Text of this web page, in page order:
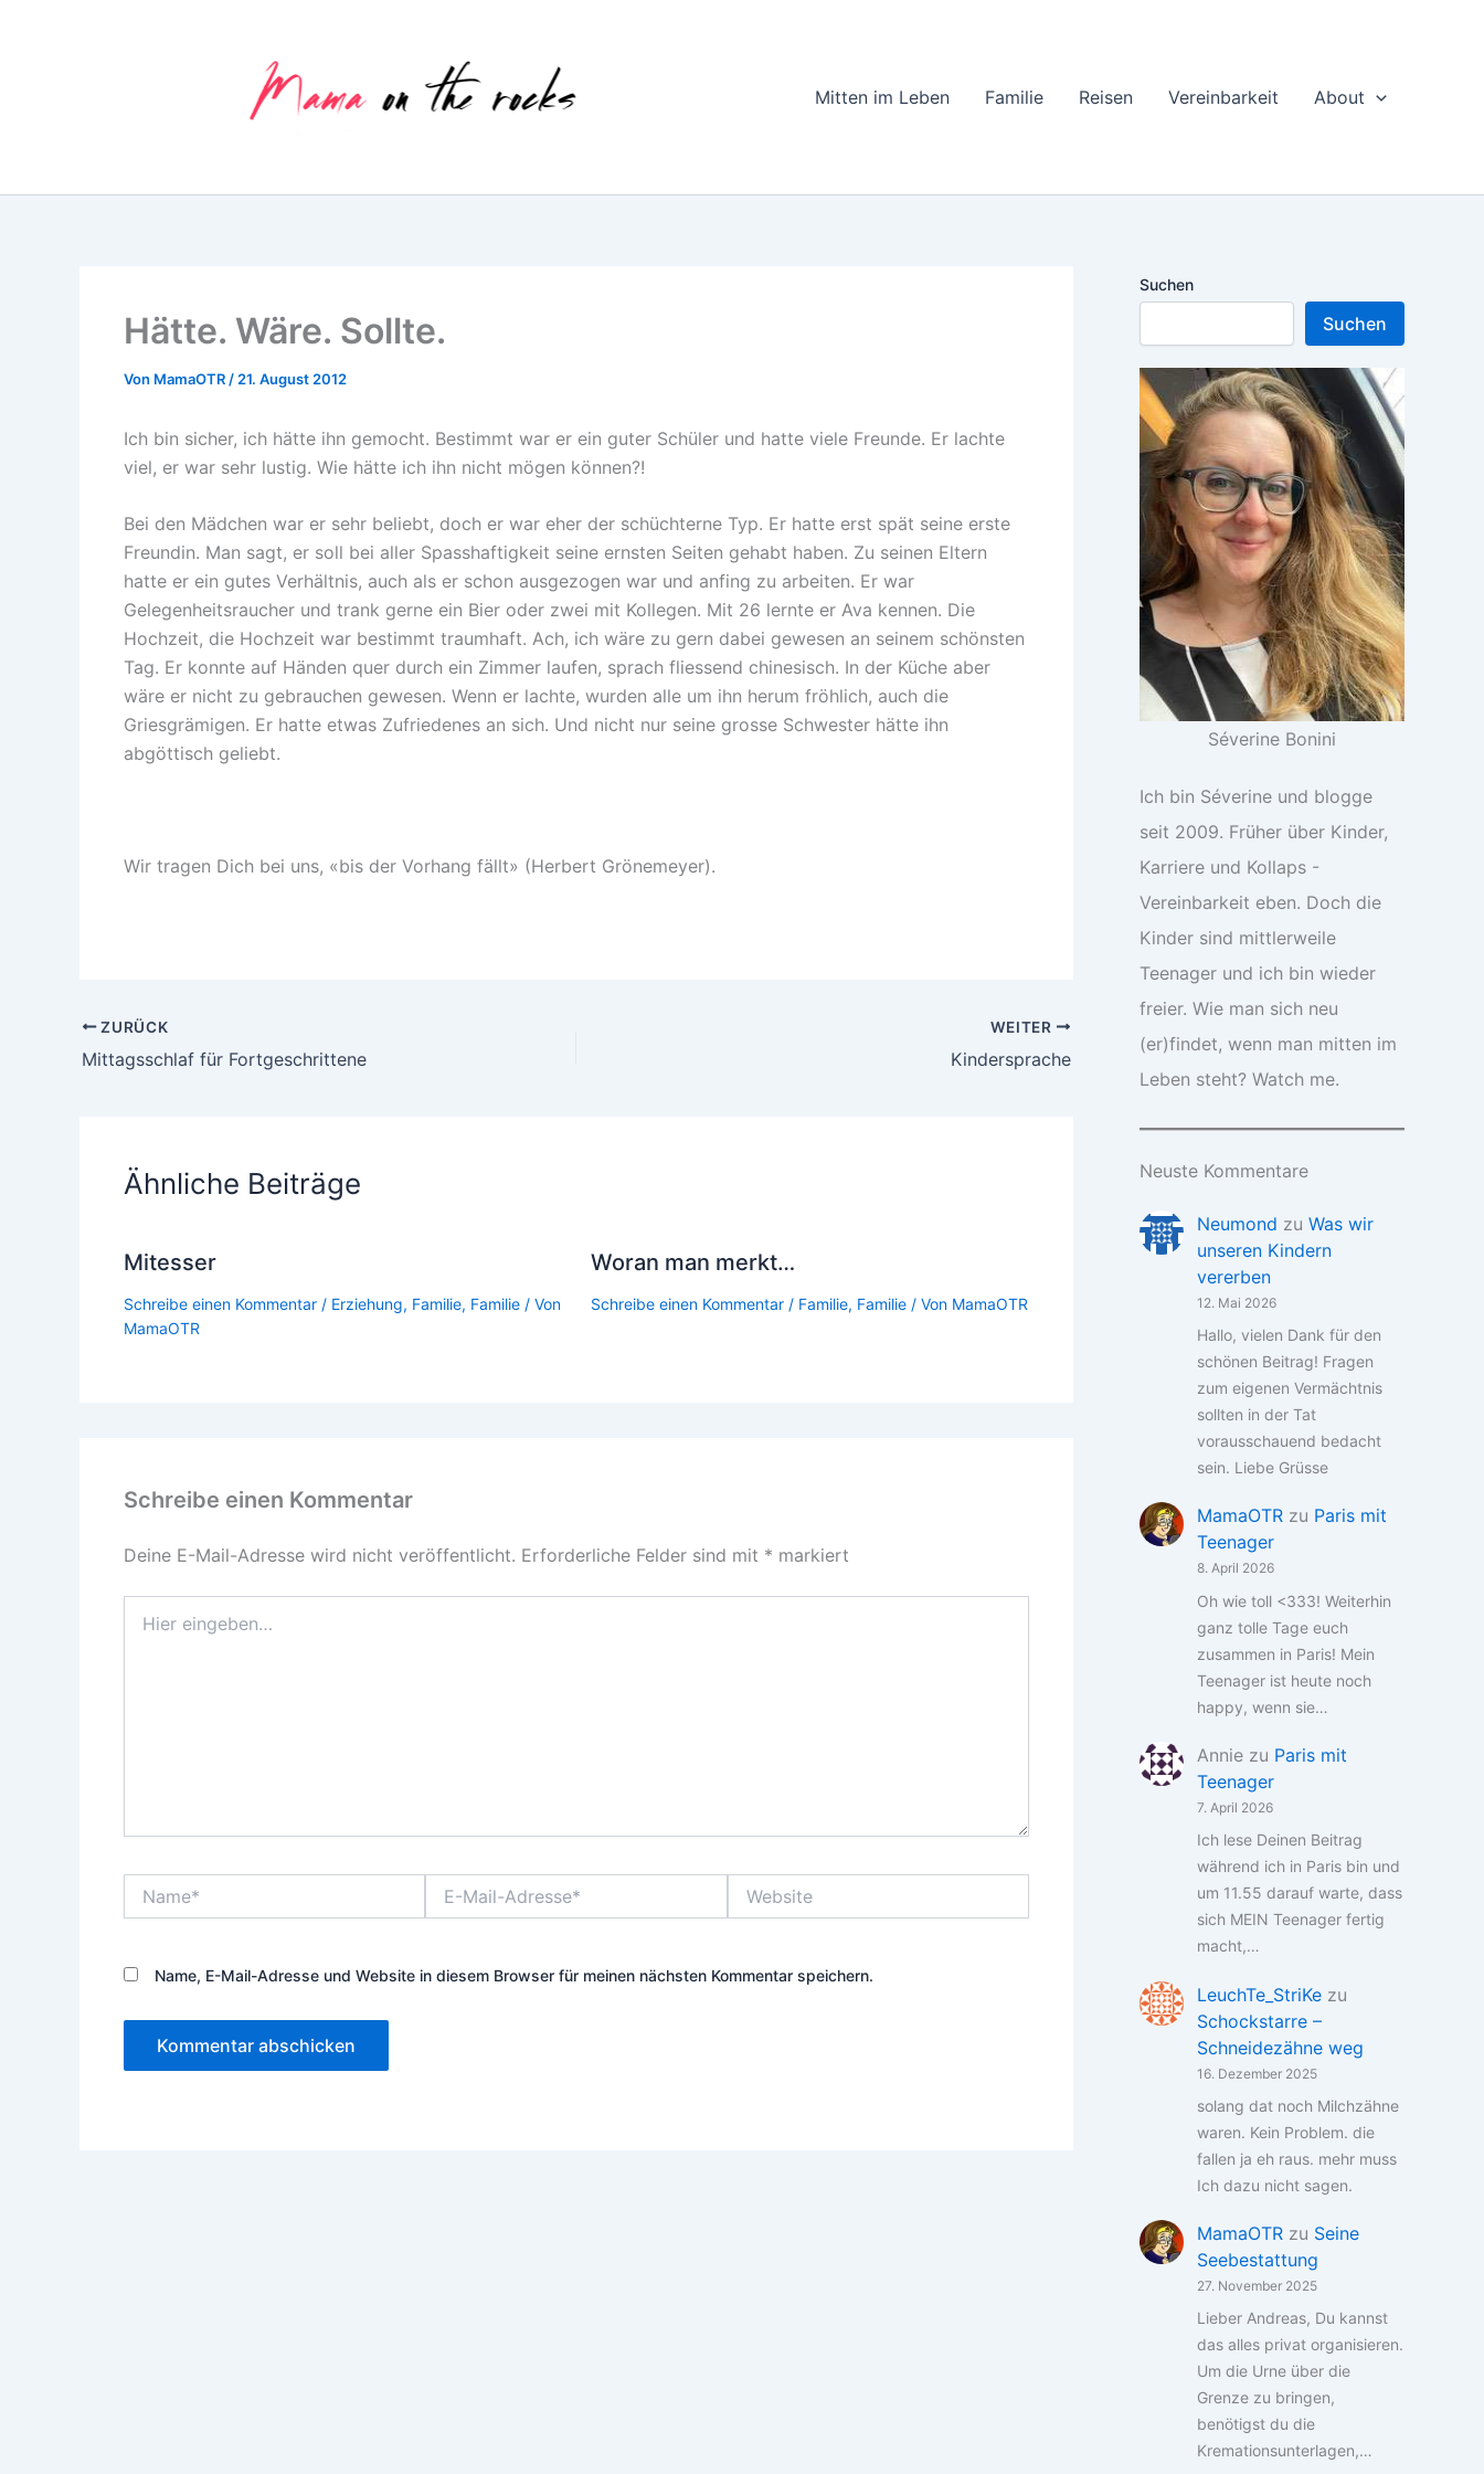
Mitten im Leben
Familie Reisen Vereinbarkeit About
Hätte. Wäre. Sollte.
Von MamaOTR / 21. August 2012
Ich bin sicher, ich hätte ihn gemocht. Bestimmt war er ein guter Schüler und hatte viele Freunde. Er lachte
viel, er war sehr lustig. Wie hätte ich ihn nicht mögen können?!
Bei den Mädchen war er sehr beliebt, doch er war eher der schüchterne Typ. Er hatte erst spät seine erste
Freundin. Man sagt, er soll bei aller Spasshaftigkeit seine ernsten Seiten gehabt haben. Zu seinen Eltern
hatte er ein gutes Verhältnis, auch als er schon ausgezogen war und anfing zu arbeiten. Er war
Gelegenheitsraucher und trank gerne ein Bier oder zwei mit Kollegen. Mit 26 lernte er Ava kennen. Die
Hochzeit, die Hochzeit war bestimmt traumhaft. Ach, ich wäre zu gern dabei gewesen an seinem schönsten
Tag. Er konnte auf Händen quer durch ein Zimmer laufen, sprach fliessend chinesisch. In der Küche aber
wäre er nicht zu gebrauchen gewesen. Wenn er lachte, wurden alle um ihn herum fröhlich, auch die
Griesgrämigen. Er hatte etwas Zufriedenes an sich. Und nicht nur seine grosse Schwester hätte ihn
abgöttisch geliebt.
Wir tragen Dich bei uns, «bis der Vorhang fällt» (Herbert Grönemeyer).
ZURÜCK
Mittagsschlaf für Fortgeschrittene
WEITER
Kindersprache
Ähnliche Beiträge
Mitesser
Schreibe einen Kommentar / Erziehung, Familie, Familie / Von
MamaOTR
Woran man merkt…
Schreibe einen Kommentar / Familie, Familie/ Von MamaOTR
Schreibe einen Kommentar
Deine E-Mail-Adresse wird nicht veröffentlicht. Erforderliche Felder sind mit * markiert
eingeben…
Mail-
Name, E-Mail-Adresse und Website in diesem Browser für meinen nächsten Kommentar speichern.
Suchen
Suchen
Séverine Bonini
Ich bin Séverine und blogge
seit 2009. Früher über Kinder,
Karriere und Kollaps -
Vereinbarkeit eben. Doch die
Kinder sind mittlerweile
Teenager und ich bin wieder
freier. Wie man sich neu
(er)findet, wenn man mitten im
Leben steht? Watch me.
Neuste Kommentare
Neumond zu Was wir
unseren Kindern
vererben
12. Mai 2026
Hallo, vielen Dank für den
schönen Beitrag! Fragen
zum eigenen Vermächtnis
sollten in der Tat
vorausschauend bedacht
sein. Liebe Grüsse
MamaOTR zu Paris mit
Teenager
8. April 2026
Oh wie toll <333! Weiterhin
ganz tolle Tage euch
zusammen in Paris! Mein
Teenager ist heute noch
happy, wenn sie…
Annie zu Paris mit
Teenager
7. April 2026
Ich lese Deinen Beitrag
während ich in Paris bin und
um 11.55 darauf warte, dass
sich MEIN Teenager fertig
macht,…
LeuchTe_StriKe zu
Schockstarre –
Schneidezähne weg
16. Dezember 2025
solang dat noch Milchzähne
waren. Kein Problem. die
fallen ja eh raus. mehr muss
Ich dazu nicht sagen.
MamaOTR zu Seine
Seebestattung
27. November 2025
Lieber Andreas, Du kannst
das alles privat organisieren.
Um die Urne über die
Grenze zu bringen,
benötigst du die
Kremationsunterlagen,…